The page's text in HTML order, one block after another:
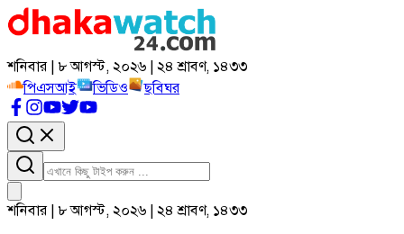
শনিবার | ৮ আগস্ট, ২০২৬ | ২৪ শ্রাবণ, ১৪৩৩
পিএসআই
ভিডিও ছবিঘর
শনিবার | ৮ আগস্ট, ২০২৬ | ২৪ শ্রাবণ, ১৪৩৩